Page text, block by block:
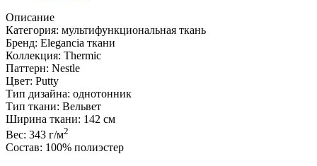
Описание
Категория: мультифункциональная ткань
Бренд: Elegancia ткани
Коллекция: Thermic
Паттерн: Nestle
Цвет: Putty
Тип дизайна: однотонник
Тип ткани: Вельвет
Ширина ткани: 142 см
Вес: 343 г/м2
Состав: 100% полиэстер